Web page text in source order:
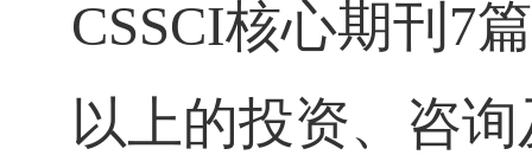
CSSCI核心期刊 7
以上的投资、咨